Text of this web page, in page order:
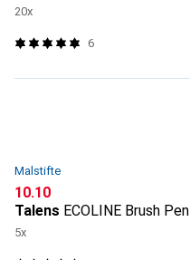
20x
6
Malstifte
CHF
10.10
Talens ECOLINE Brush Pen
5x